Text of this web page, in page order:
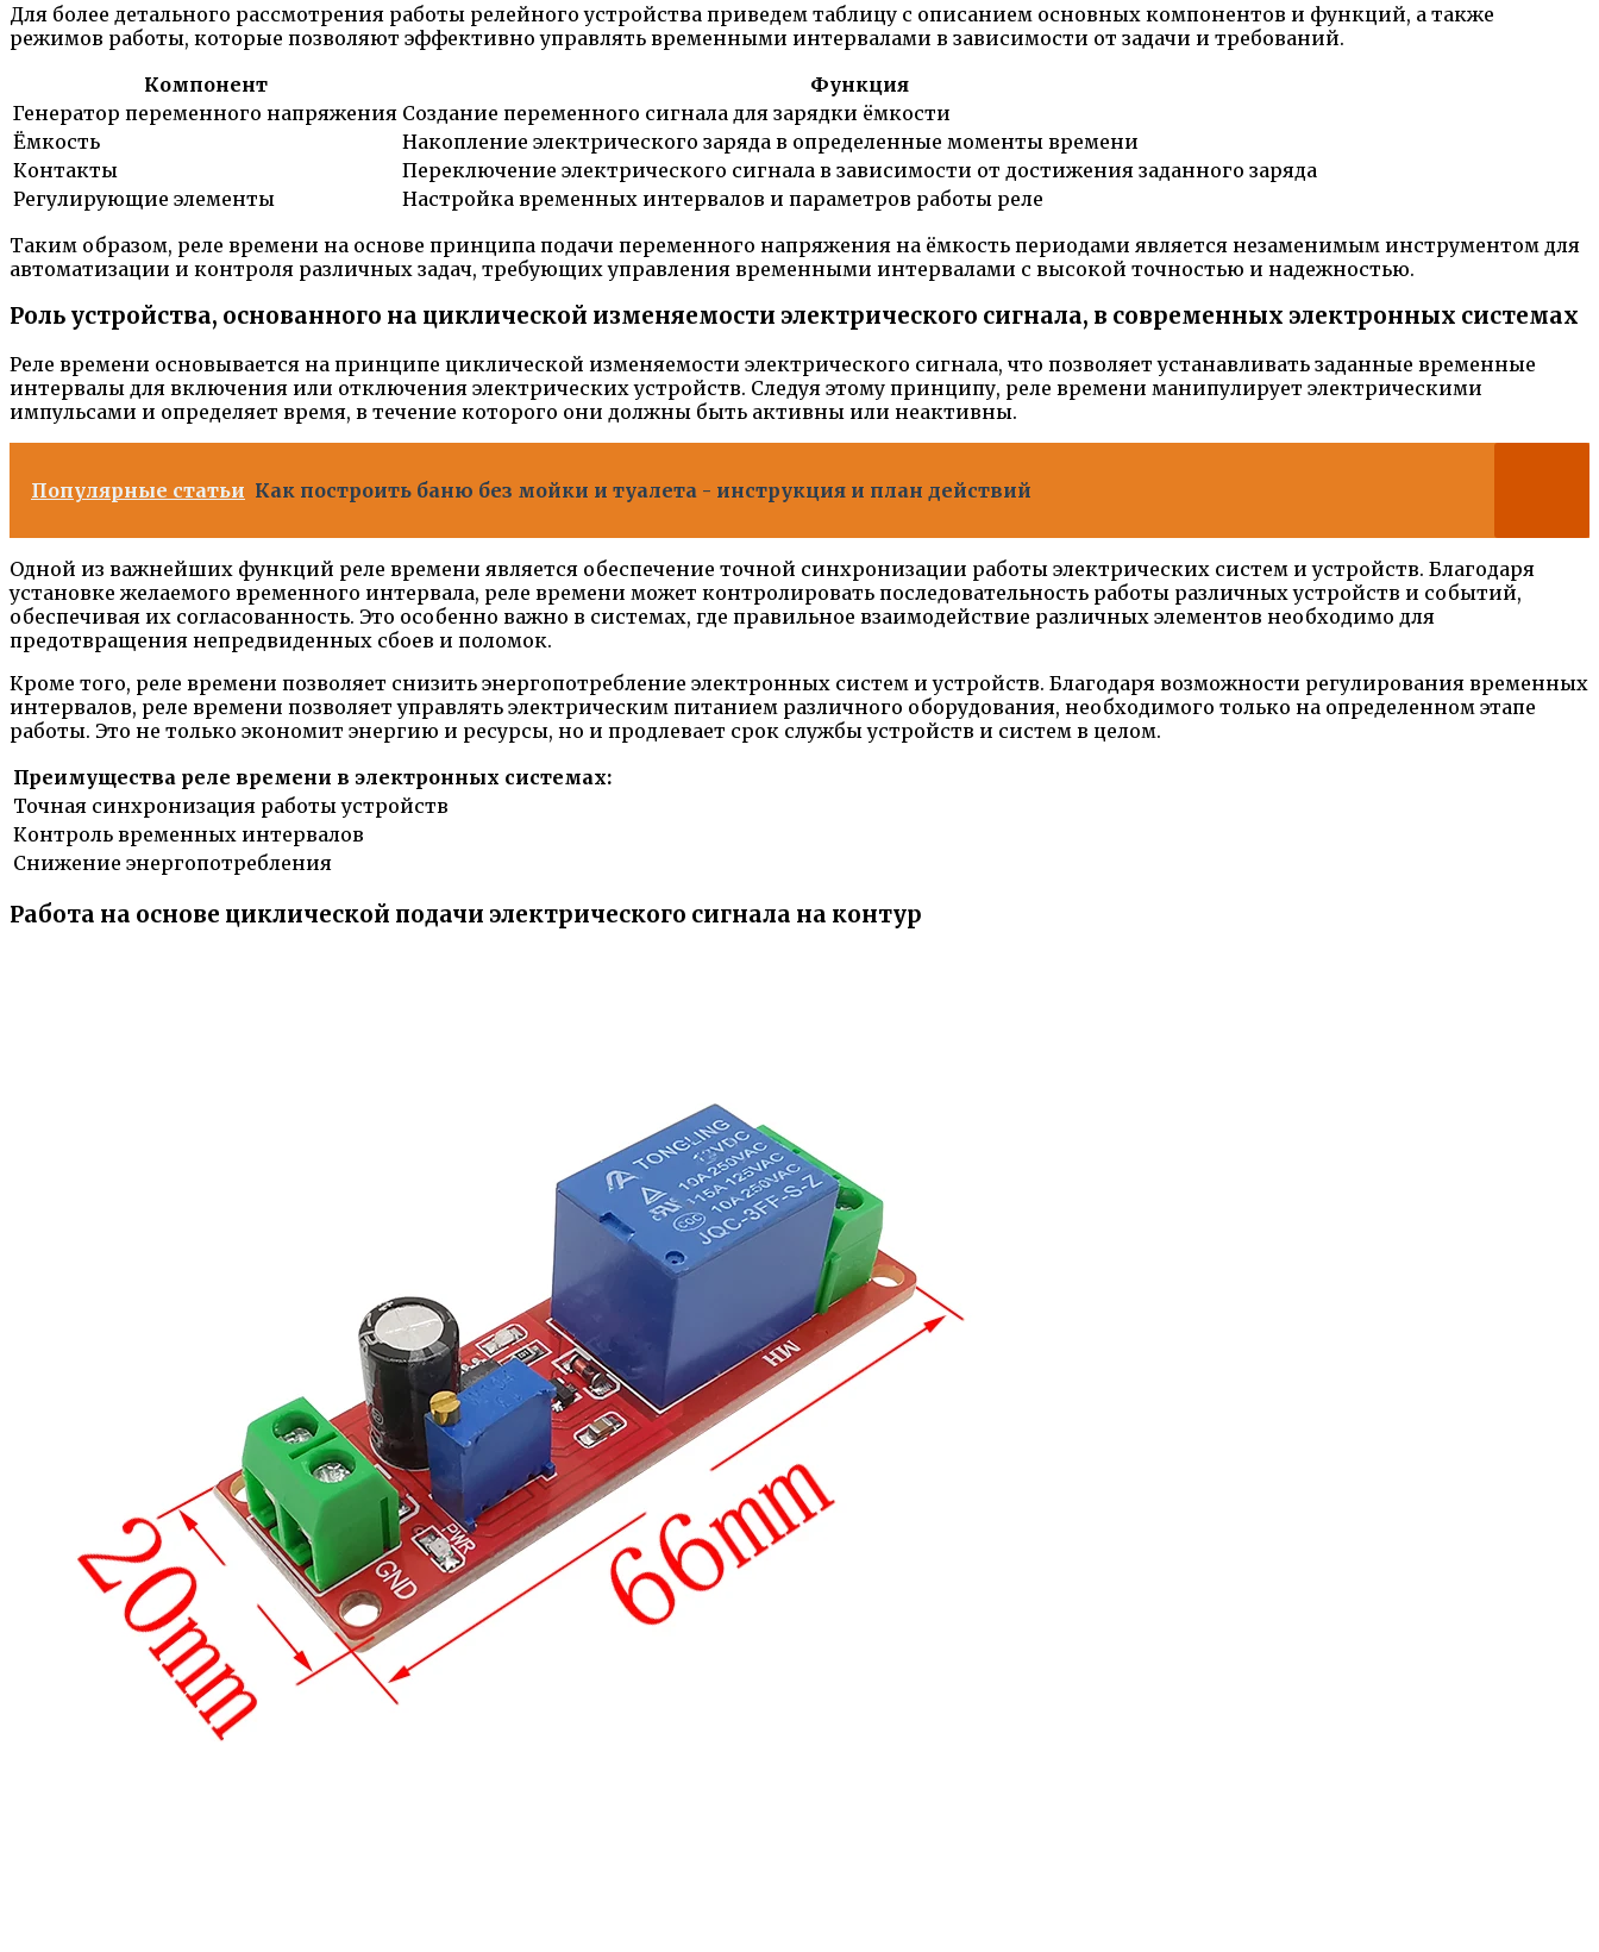
Для более детального рассмотрения работы релейного устройства приведем таблицу с описанием основных компонентов и функций, а также
режимов работы, которые позволяют эффективно управлять временными интервалами в зависимости от задачи и требований.
Компонент
Функция
Генератор переменного напряжения Создание переменного сигнала для зарядки ёмкости
Ёмкость
Накопление электрического заряда в определенные моменты времени
Контакты
Переключение электрического сигнала в зависимости от достижения заданного заряда
Регулирующие элементы
Настройка временных интервалов и параметров работы реле
Таким образом, реле времени на основе принципа подачи переменного напряжения на ёмкость периодами является незаменимым инструментом для
автоматизации и контроля различных задач, требующих управления временными интервалами с высокой точностью и надежностью.
Роль устройства, основанного на циклической изменяемости электрического сигнала, в современных электронных системах
Реле времени основывается на принципе циклической изменяемости электрического сигнала, что позволяет устанавливать заданные временные
интервалы для включения или отключения электрических устройств. Следуя этому принципу, реле времени манипулирует электрическими
импульсами и определяет время, в течение которого они должны быть активны или неактивны.
Популярные статьи Как построить баню без мойки и туалета - инструкция и план действий
Одной из важнейших функций реле времени является обеспечение точной синхронизации работы электрических систем и устройств. Благодаря
установке желаемого временного интервала, реле времени может контролировать последовательность работы различных устройств и событий,
обеспечивая их согласованность. Это особенно важно в системах, где правильное взаимодействие различных элементов необходимо для
предотвращения непредвиденных сбоев и поломок.
Кроме того, реле времени позволяет снизить энергопотребление электронных систем и устройств. Благодаря возможности регулирования временных
интервалов, реле времени позволяет управлять электрическим питанием различного оборудования, необходимого только на определенном этапе
работы. Это не только экономит энергию и ресурсы, но и продлевает срок службы устройств и систем в целом.
Преимущества реле времени в электронных системах:
Точная синхронизация работы устройств
Контроль временных интервалов
Снижение энергопотребления
Работа на основе циклической подачи электрического сигнала на контур